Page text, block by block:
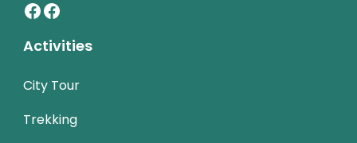
Facebook
Facebook
Activities
City Tour
Trekking